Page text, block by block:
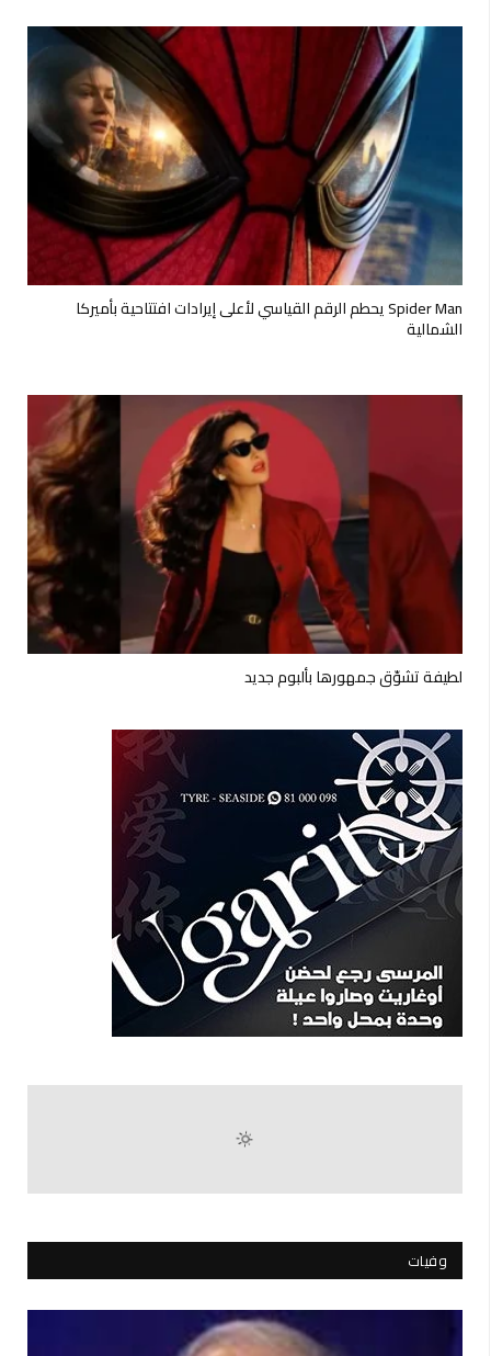
Spider Man يحطم الرقم القياسي لأعلى إيرادات افتتاحية بأميركا
الشمالية
لطيفة تشوّق جمهورها بألبوم جديد
وفيات